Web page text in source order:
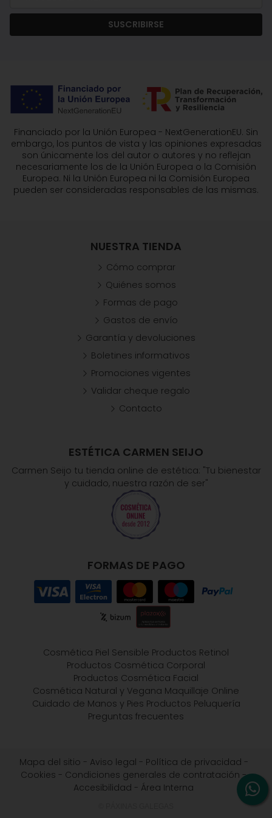
apagada, asfixiada, y/o grasa, entonces tu
Locion Control. Empapando un
Ahora es el momento de potenciar tu ritual de
belleza con elSérum Vital que tu piel necesita.
en rostro cuello y escote, masajeando hasta su
total absorción con maniobras ascendentes.
Como último paso no te olvides de la crema de
protección solar, todos los días del año.
Glycerin; Hydroxypropyl Starch Phosphate;
Candelilla/Jojoba/Rice Bran Polyglyceryl-3 Esters;
Glyceryl Stearate; Cetyl Alcohol; Cetearyl Alcohol;
Rosa Moschata Seed Oil; Sodium Stearoyl
Lactylate; Poria Cocos Polysaccharide; Tocopheryl
Sodium Levulinate; Sodium Benzoate; Tocopherol;
Sodium Hyaluronate; Lactic Acid; Cananga
Odorata Leaf Oil; Caesalpinia Spinosa Gum;
Gluconolactone; Trehalose; Disodium Phosphate;
Xanthan Gum; Sodium Phosphate; Saccharide
Isomerate; Glyceryl Caprylate; Calcium Gluconate;
Benzyl Benzoate; Benzyl Salicylate; Farnesol;
SUSCRIBIRSE
Financiado por la Unión Europea - NextGenerationEU. Sin
embargo, los puntos de vista y las opiniones expresadas
son únicamente los del autor o autores y no reflejan
necesariamente los de la Unión Europea o la Comisión
Europea. Ni la Unión Europea ni la Comisión Europea
pueden ser consideradas responsables de las mismas.
ESTÉTICA CARMEN SEIJO
Carmen Seijo tu tienda online de estética: "Tu bienestar
y cuidado, nuestra razón de ser"
FORMAS DE PAGO
NUESTRA TIENDA
Cómo comprar
Quiénes somos
Formas de pago
Gastos de envío
Garantía y devoluciones
Boletines informativos
Promociones vigentes
Validar cheque regalo
Contacto
Cosmética Piel Sensible Productos Retinol
Productos Cosmética Corporal
Productos Cosmética Facial
Cosmética Natural y Vegana Maquillaje Online
Cuidado de Manos y Pies Productos Peluquería
Preguntas frecuentes
Mapa del sitio - Aviso legal - Política de privacidad -
Cookies - Condiciones generales de contratación -
Accesibilidad - Área Interna